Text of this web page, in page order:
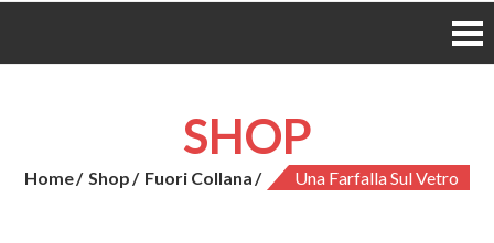
SHOP
Home Shop Fuori Collana Una Farfalla Sul Vetro